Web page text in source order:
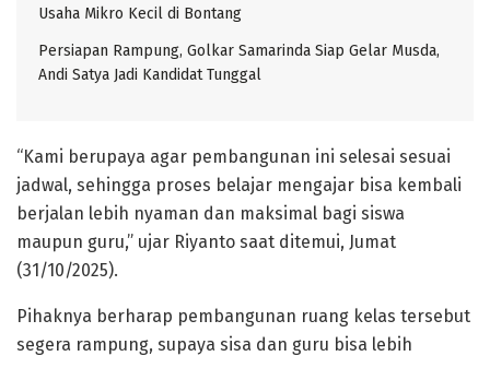
Usaha Mikro Kecil di Bontang
Persiapan Rampung, Golkar Samarinda Siap Gelar Musda,
Andi Satya Jadi Kandidat Tunggal
“Kami berupaya agar pembangunan ini selesai sesuai
jadwal, sehingga proses belajar mengajar bisa kembali
berjalan lebih nyaman dan maksimal bagi siswa
maupun guru,” ujar Riyanto saat ditemui, Jumat
(31/10/2025).
Pihaknya berharap pembangunan ruang kelas tersebut
segera rampung, supaya sisa dan guru bisa lebih